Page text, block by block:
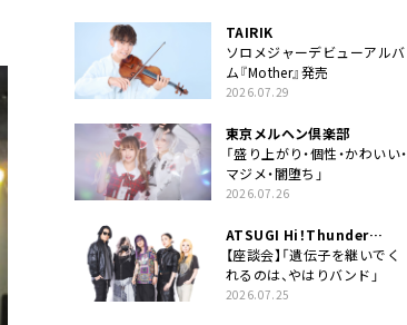
TAIRIK
ソロメジャーデビューアルバ
ム『Mother』発売
2026.07.29
東京メルヘン倶楽部
「盛り上がり・個性・かわいい・
マジメ・闇堕ち」
2026.07.26
ATSUGI Hi！Thunder
Rock Festival
【座談会】「遺伝子を継いでく
れるのは、やはりバンド」
2026.07.25